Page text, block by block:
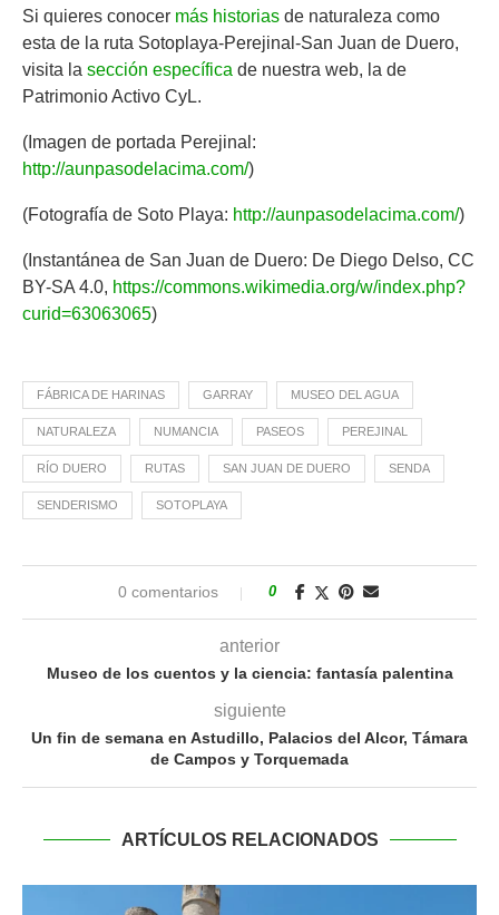
Si quieres conocer más historias de naturaleza como
esta de la ruta Sotoplaya-Perejinal-San Juan de Duero,
visita la sección específica de nuestra web, la de
Patrimonio Activo CyL.
(Imagen de portada Perejinal:
http://aunpasodelacima.com/)
(Fotografía de Soto Playa: http://aunpasodelacima.com/)
(Instantánea de San Juan de Duero: De Diego Delso, CC
BY-SA 4.0, https://commons.wikimedia.org/w/index.php?
curid=63063065)
FÁBRICA DE HARINAS GARRAY MUSEO DEL AGUA
NATURALEZA NUMANCIA PASEOS PEREJINAL
RÍO DUERO RUTAS SAN JUAN DE DUERO SENDA
SENDERISMO SOTOPLAYA
0 comentarios 0
anterior
Museo de los cuentos y la ciencia: fantasía palentina
siguiente
Un fin de semana en Astudillo, Palacios del Alcor, Támara
de Campos y Torquemada
ARTÍCULOS RELACIONADOS